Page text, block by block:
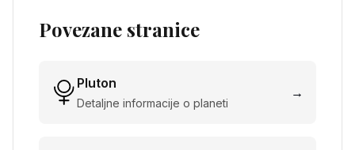
Povezane stranice
Pluton
Detaljne informacije o planeti
→